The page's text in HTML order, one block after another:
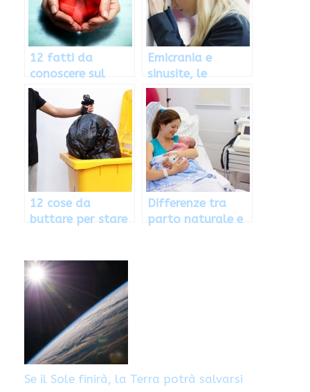
12 fatti da
conoscere sul
cuore
Emicrania e
sinusite, le
differenze
12 cose da
buttare per stare
Differenze tra
parto naturale e
Se il Sole finirà, la Terra potrà salvarsi